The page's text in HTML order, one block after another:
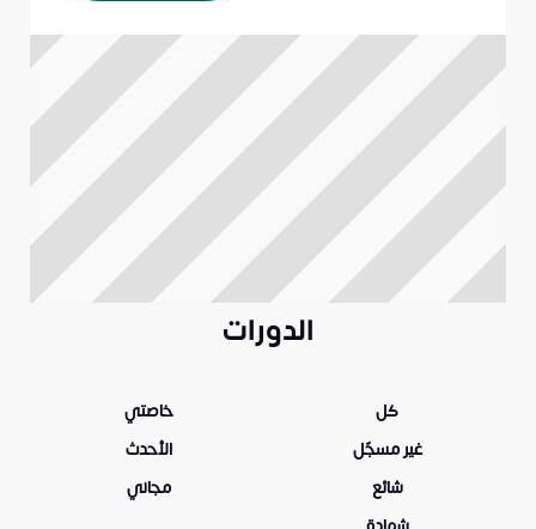
الدورات
كل
خاصتي
غير مسجّل
الأحدث
شائع
مجاني